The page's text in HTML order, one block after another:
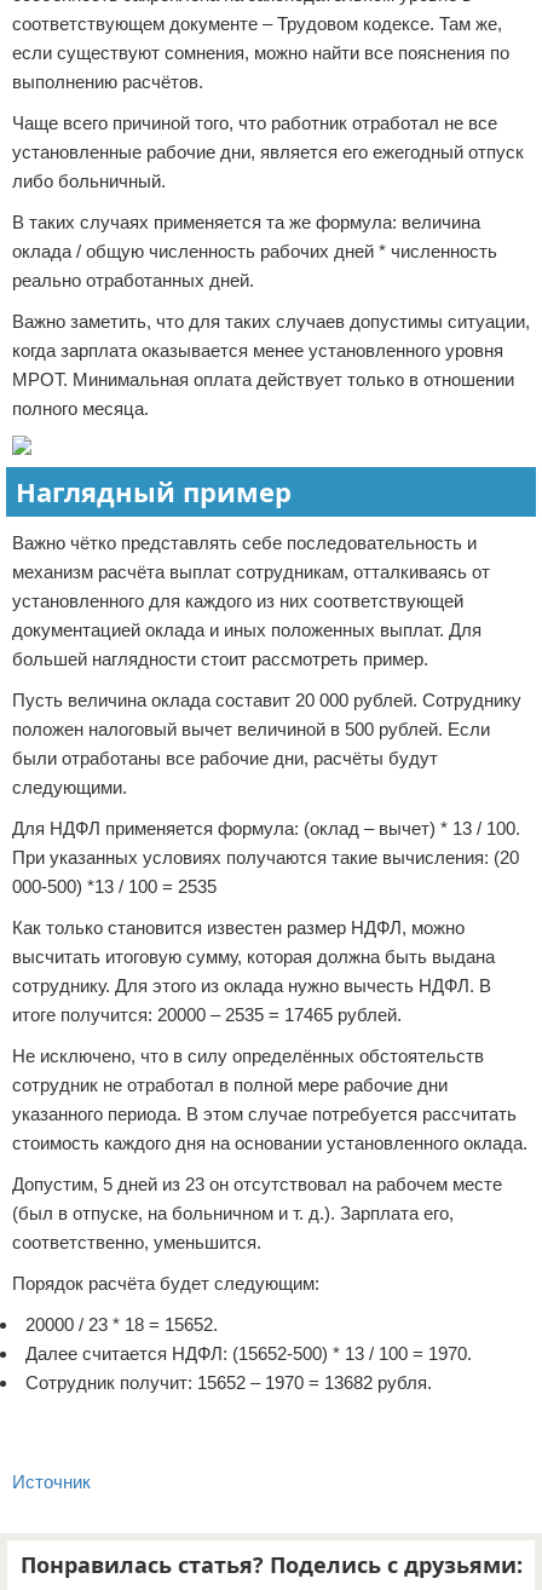
соответствующем документе – Трудовом кодексе. Там же,
если существуют сомнения, можно найти все пояснения по
выполнению расчётов.
Чаще всего причиной того, что работник отработал не все
установленные рабочие дни, является его ежегодный отпуск
либо больничный.
В таких случаях применяется та же формула: величина
оклада / общую численность рабочих дней * численность
реально отработанных дней.
Важно заметить, что для таких случаев допустимы ситуации,
когда зарплата оказывается менее установленного уровня
МРОТ. Минимальная оплата действует только в отношении
полного месяца.
Наглядный пример
Важно чётко представлять себе последовательность и
механизм расчёта выплат сотрудникам, отталкиваясь от
установленного для каждого из них соответствующей
документацией оклада и иных положенных выплат. Для
большей наглядности стоит рассмотреть пример.
Пусть величина оклада составит 20 000 рублей. Сотруднику
положен налоговый вычет величиной в 500 рублей. Если
были отработаны все рабочие дни, расчёты будут
следующими.
Для НДФЛ применяется формула: (оклад – вычет) * 13 / 100.
При указанных условиях получаются такие вычисления: (20
000-500) *13 / 100 = 2535
Как только становится известен размер НДФЛ, можно
высчитать итоговую сумму, которая должна быть выдана
сотруднику. Для этого из оклада нужно вычесть НДФЛ. В
итоге получится: 20000 – 2535 = 17465 рублей.
Не исключено, что в силу определённых обстоятельств
сотрудник не отработал в полной мере рабочие дни
указанного периода. В этом случае потребуется рассчитать
стоимость каждого дня на основании установленного оклада.
Допустим, 5 дней из 23 он отсутствовал на рабочем месте
(был в отпуске, на больничном и т. д.). Зарплата его,
соответственно, уменьшится.
Порядок расчёта будет следующим:
20000 / 23 * 18 = 15652.
Далее считается НДФЛ: (15652-500) * 13 / 100 = 1970.
Сотрудник получит: 15652 – 1970 = 13682 рубля.
Источник
Понравилась статья? Поделись с друзьями: